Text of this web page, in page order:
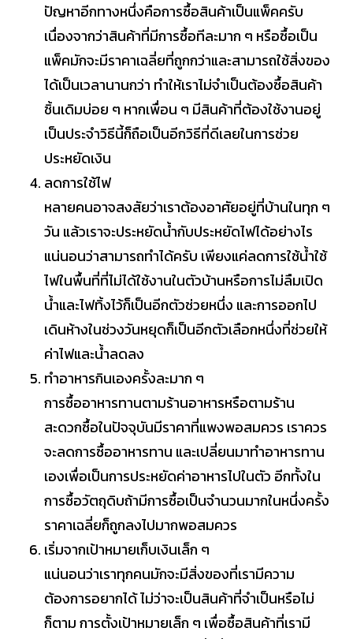
ปัญหาอีกทางหนึ่งคือการซื้อสินค้าเป็นแพ็คครับ
เนื่องจากว่าสินค้าที่มีการซื้อทีละมาก ๆ หรือซื้อเป็น
แพ็คมักจะมีราคาเฉลี่ยที่ถูกกว่าและสามารถใช้สิ่งของ
ได้เป็นเวลานานกว่า ทำให้เราไม่จำเป็นต้องซื้อสินค้า
ชิ้นเดิมบ่อย ๆ หากเพื่อน ๆ มีสินค้าที่ต้องใช้งานอยู่
เป็นประจำวิธีนี้ก็ถือเป็นอีกวิธีที่ดีเลยในการช่วย
ประหยัดเงิน
ลดการใช้ไฟ
หลายคนอาจสงสัยว่าเราต้องอาศัยอยู่ที่บ้านในทุก ๆ
วัน แล้วเราจะประหยัดน้ำกับประหยัดไฟได้อย่างไร
แน่นอนว่าสามารถทำได้ครับ เพียงแค่ลดการใช้น้ำใช้
ไฟในพื้นที่ที่ไม่ได้ใช้งานในตัวบ้านหรือการไม่ลืมเปิด
น้ำและไฟทิ้งไว้ก็เป็นอีกตัวช่วยหนึ่ง และการออกไป
เดินห้างในช่วงวันหยุดก็เป็นอีกตัวเลือกหนึ่งที่ช่วยให้
ค่าไฟและน้ำลดลง
ทำอาหารกินเองครั้งละมาก ๆ
การซื้ออาหารทานตามร้านอาหารหรือตามร้าน
สะดวกซื้อในปัจจุบันมีราคาที่แพงพอสมควร เราควร
จะลดการซื้ออาหารทาน และเปลี่ยนมาทำอาหารทาน
เองเพื่อเป็นการประหยัดค่าอาหารไปในตัว อีกทั้งใน
การซื้อวัตถุดิบถ้ามีการซื้อเป็นจำนวนมากในหนึ่งครั้ง
ราคาเฉลี่ยก็ถูกลงไปมากพอสมควร
เริ่มจากเป้าหมายเก็บเงินเล็ก ๆ
แน่นอนว่าเราทุกคนมักจะมีสิ่งของที่เรามีความ
ต้องการอยากได้ ไม่ว่าจะเป็นสินค้าที่จำเป็นหรือไม่
ก็ตาม การตั้งเป้าหมายเล็ก ๆ เพื่อซื้อสินค้าที่เรามี